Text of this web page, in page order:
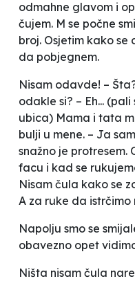
odmahne glavom i
čujem. M se počne
broj. Osjetim kako se
da pobjegnem.
Nisam odavde! –
odakle si? – Eh... (pali
ubica) Mama i tata
bulji u mene. – Ja
snažno je protresem.
facu i kad se
Nisam čula kako se
A za ruke da istrčimo
Napolju smo se
obavezno opet
Ništa nisam čula